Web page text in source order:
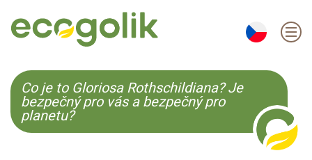
EN ES CS KO
Co je to Gloriosa Rothschildiana? Je
bezpečný pro vás a bezpečný pro
planetu?